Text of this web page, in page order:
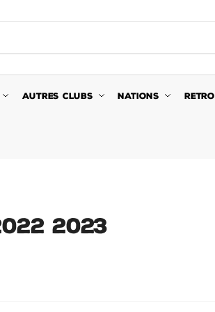
AUTRES CLUBS NATIONS RETRO
2023